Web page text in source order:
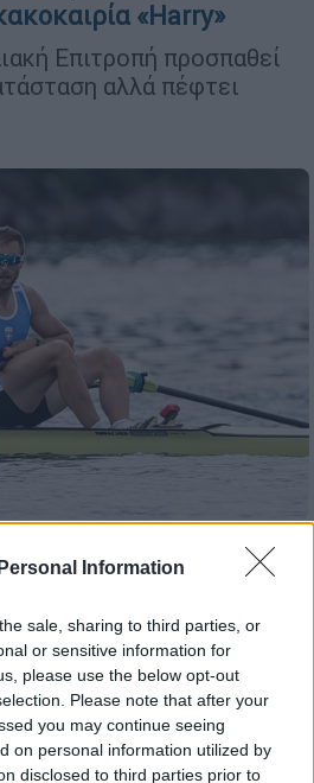
Information
sale, sharing to third parties, or
or sensitive information for
please use the below opt-out
Please note that after your
you may continue seeing
on personal information utilized by
disclosed to third parties prior to
«Harry»
Επιτροπή προσπαθεί
αλλά πέφτει
Ντούσκος στο
- Ασημένιο
500μ.
και σήμερα μετά το χρυσό
Κυριακής